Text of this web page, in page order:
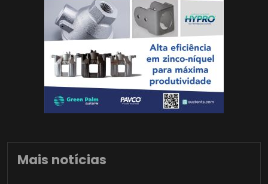
Mais notícias